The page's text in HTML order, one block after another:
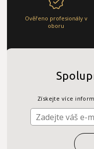
Ověřeno profesionály v
oboru
Získejte více